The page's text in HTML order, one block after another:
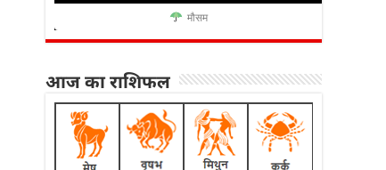
मौसम
आज का राशिफल